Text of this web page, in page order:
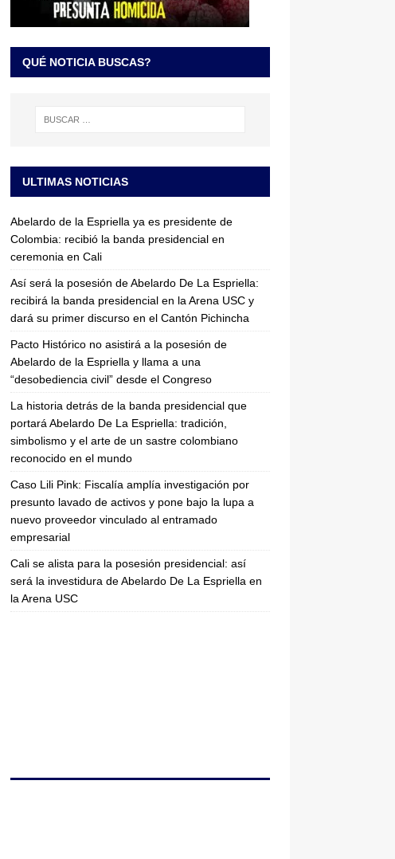
QUÉ NOTICIA BUSCAS?
ULTIMAS NOTICIAS
Abelardo de la Espriella ya es presidente de
Colombia: recibió la banda presidencial en
ceremonia en Cali
Así será la posesión de Abelardo De La Espriella:
recibirá la banda presidencial en la Arena USC y
dará su primer discurso en el Cantón Pichincha
Pacto Histórico no asistirá a la posesión de
Abelardo de la Espriella y llama a una
“desobediencia civil” desde el Congreso
La historia detrás de la banda presidencial que
portará Abelardo De La Espriella: tradición,
simbolismo y el arte de un sastre colombiano
reconocido en el mundo
Caso Lili Pink: Fiscalía amplía investigación por
presunto lavado de activos y pone bajo la lupa a
nuevo proveedor vinculado al entramado
empresarial
Cali se alista para la posesión presidencial: así
será la investidura de Abelardo De La Espriella en
la Arena USC